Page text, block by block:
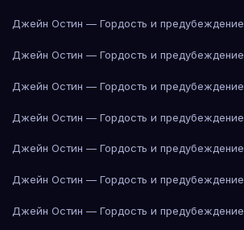
Джейн Остин — Гордость и предубеждение
Джейн Остин — Гордость и предубеждение
Джейн Остин — Гордость и предубеждение
Джейн Остин — Гордость и предубеждение
Джейн Остин — Гордость и предубеждение
Джейн Остин — Гордость и предубеждение
Джейн Остин — Гордость и предубеждение